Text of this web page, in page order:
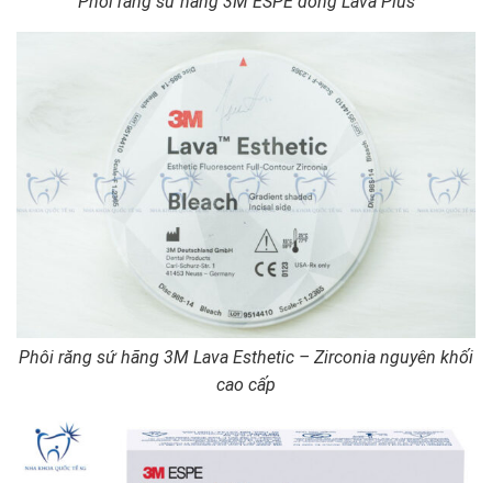
Phôi răng sứ hãng 3M Lava Esthetic – Zirconia nguyên khối
cao cấp